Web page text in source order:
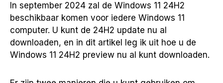
In september 2024 zal de Windows 11 24H2
beschikbaar komen voor iedere Windows 11
computer. U kunt de 24H2 update nu al
downloaden, en in dit artikel leg ik uit hoe u de
Windows 11 24H2 preview nu al kunt downloaden.